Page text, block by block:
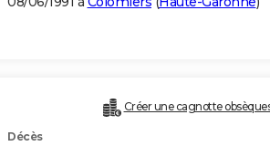
Créer une cagnotte
Décès